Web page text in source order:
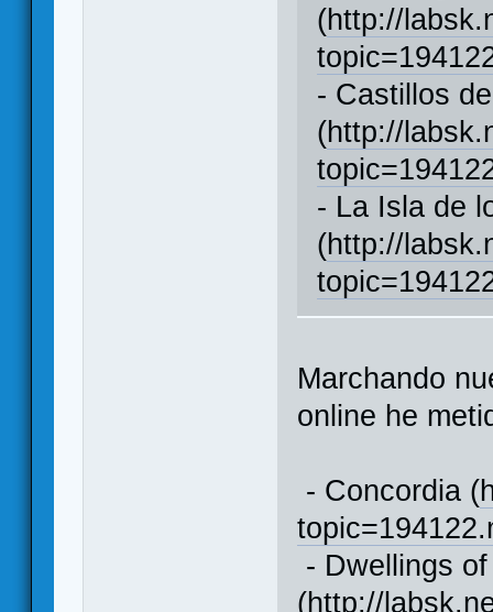
(http://
- Castillos
(http://
- La Isla de
(http://
Marchando
online he
- Concordia (
- Dwellings
(http://